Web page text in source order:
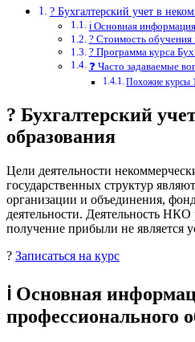
? Бухгалтерский учет в
ℹ️ Основная
? Стоимость обучения
? Программа курса
❓ Часто задаваемые
Похожие курсы
? Бухгалтерский
образования
Цели деятельности
государственных структур
организации и объединения,
деятельности. Деятельность
получение прибыли не является
? Записаться на курс
ℹ️ Основная
профессионального